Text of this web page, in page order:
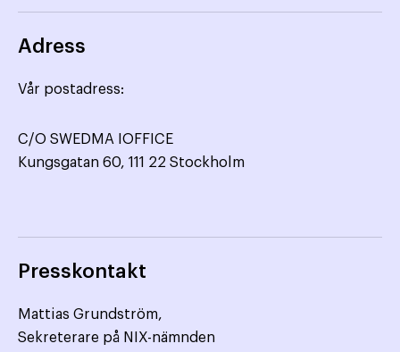
Adress
Vår postadress:
C/O SWEDMA IOFFICE
Kungsgatan 60, 111 22 Stockholm
Presskontakt
Mattias Grundström,
Sekreterare på NIX-nämnden